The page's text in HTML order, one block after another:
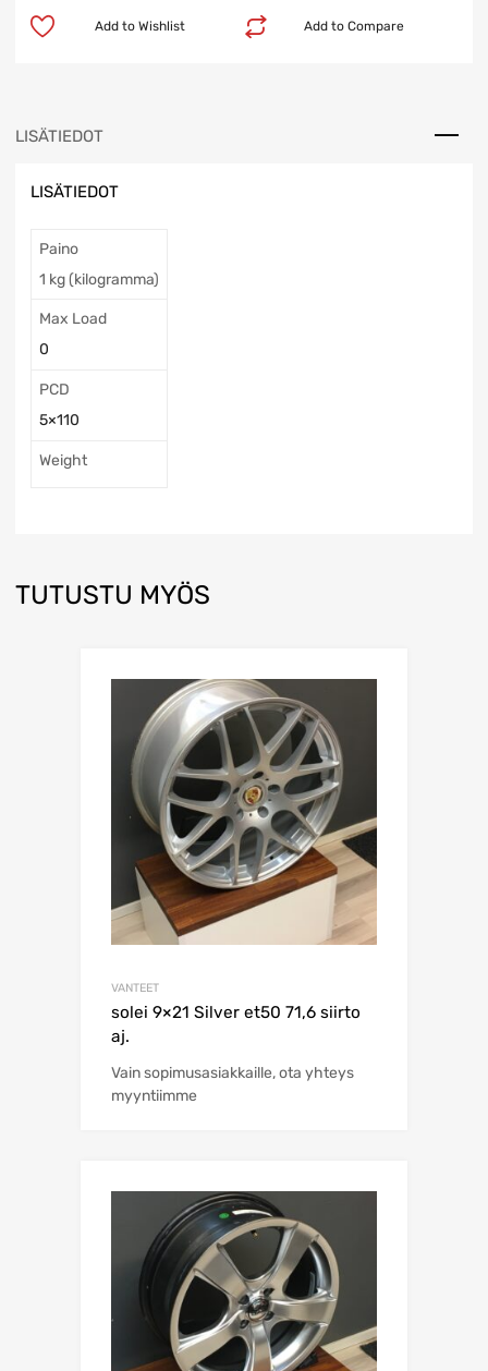
Add to Compare
Add to Wishlist
LISÄTIEDOT
LISÄTIEDOT
Paino
1 kg (kilogramma)
Max Load
0
PCD
5×110
Weight
TUTUSTU MYÖS
VANTEET
solei 9×21 Silver et50 71,6 siirto
aj.
Vain sopimusasiakkaille, ota yhteys
myyntiimme